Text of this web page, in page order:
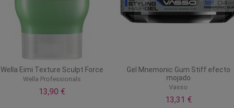
Wella Eimi Texture Sculpt Force
Wella Professionals
13,90 €
Gel Mnemonic Gum Stiff efecto
mojado
Vasso
13,31 €